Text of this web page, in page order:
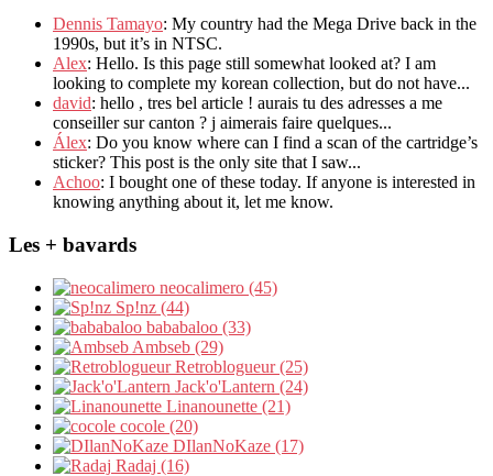
Dennis Tamayo: My country had the Mega Drive back in the
1990s, but it’s in NTSC.
Alex: Hello. Is this page still somewhat looked at? I am
looking to complete my korean collection, but do not have...
david: hello , tres bel article ! aurais tu des adresses a me
conseiller sur canton ? j aimerais faire quelques...
Álex: Do you know where can I find a scan of the cartridge’s
sticker? This post is the only site that I saw...
Achoo: I bought one of these today. If anyone is interested in
knowing anything about it, let me know.
Les + bavards
neocalimero (45)
Sp!nz (44)
bababaloo (33)
Ambseb (29)
Retroblogueur (25)
Jack'o'Lantern (24)
Linanounette (21)
cocole (20)
DIlanNoKaze (17)
Radaj (16)